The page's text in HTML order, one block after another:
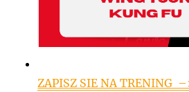
ZAPISZ SIE NA TRENING